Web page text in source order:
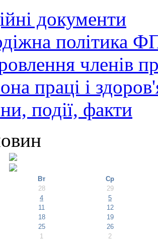
документи
політика
членів
праці і
події, факти
Вт
Ср
28
29
4
5
11
12
18
19
25
26
1 2